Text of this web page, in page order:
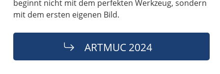
beginnt nicht mit dem perfekten Werkzeug, sondern
mit dem ersten eigenen Bild.
ARTMUC 2024